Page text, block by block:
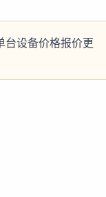
台设备价格报价更